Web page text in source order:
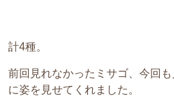
計4種。
前回見れなかったミサゴ、今回
に姿を見せてくれました。